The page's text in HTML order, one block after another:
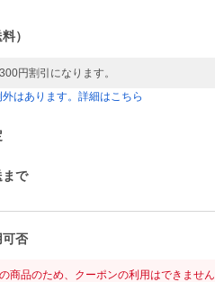
）
円割引になります。
はあります。詳細はこちら
まで
可否
商品のため、クーポンの利用はできません